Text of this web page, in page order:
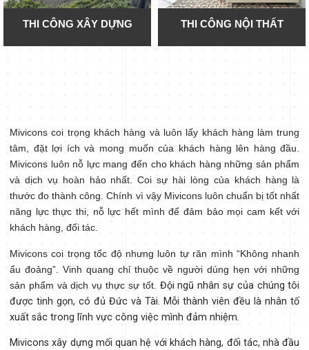
THI CÔNG XÂY DỰNG THI CÔNG NỘI THẤT
Mivicons coi trọng khách hàng và luôn lấy khách hàng làm trung
tâm, đặt lợi ích và mong muốn của khách hàng lên hàng đầu.
Mivicons luôn nỗ lực mang đến cho khách hàng những sản phẩm
và dịch vụ hoàn hảo nhất. Coi sự hài lòng của khách hàng là
thước đo thành công. Chính vì vậy Mivicons luôn chuẩn bị tốt nhất
năng lực thực thi, nỗ lực hết mình để đảm bảo mọi cam kết với
khách hàng, đối tác.
Mivicons coi trọng tốc độ nhưng luôn tự răn mình “Không nhanh
ẩu đoảng”. Vinh quang chỉ thuộc về người dúng hẹn với những
sản phẩm và dịch vụ thực sự tốt. Đội ngũ nhân sự của chúng tôi
được tinh gọn, có đủ Đức và Tài. Mỗi thành viên đều là nhân tố
xuất sắc trong lĩnh vực công việc mình đảm nhiệm.
Mivicons xây dựng mối quan hệ với khách hàng, đối tác, nhà đầu